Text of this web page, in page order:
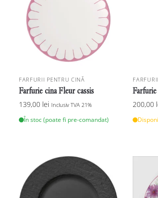
FARFURII PENTRU CINĂ
Farfurie cina Fleur cassis
139,00 lei Inclusiv TVA 21%
În stoc (poate fi pre-comandat)
200,00